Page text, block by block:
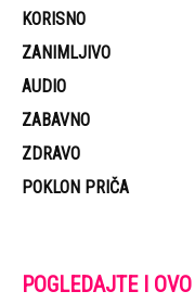
KORISNO
ZANIMLJIVO
AUDIO
ZABAVNO
ZDRAVO
POKLON PRIČA
POGLEDAJTE I OVO